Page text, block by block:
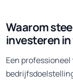
Waarom
investeren
Een